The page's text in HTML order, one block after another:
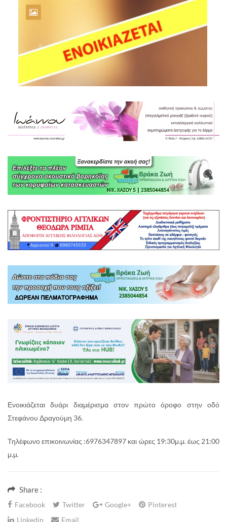
Ενοικιάζεται δυάρι διαμέρισμα στον πρώτο όροφο στην οδό
Στεφάνου Δραγούμη 36.
Τηλέφωνο επικοινωνίας :6976347897 και ώρες 19:30μ.μ. έως 21:00
μ.μ.
Share :
Facebook Twitter Google+
Pinterest
Linkedin
Email